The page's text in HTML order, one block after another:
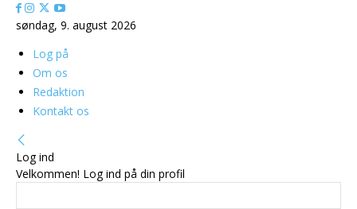
søndag, 9. august 2026
Log på
Om os
Redaktion
Kontakt os
Log ind
Velkommen! Log ind på din profil